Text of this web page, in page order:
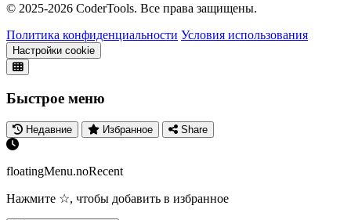
© 2025-2026 CoderTools. Все права защищены.
Политика конфиденциальности Условия использования
Настройки cookie
Быстрое меню
Недавние Избранное Share
floatingMenu.noRecent
Нажмите ☆, чтобы добавить в избранное